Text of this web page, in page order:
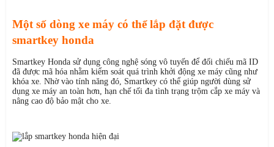
Một số dòng xe máy có thể lắp đặt được
smartkey honda
Smartkey Honda sử dụng công nghệ sóng vô tuyến để đối chiếu mã ID
đã được mã hóa nhằm kiểm soát quá trình khởi động xe máy cũng như
khóa xe. Nhờ vào tính năng đó, Smartkey có thể giúp người dùng sử
dụng xe máy an toàn hơn, hạn chế tối đa tình trạng trộm cắp xe máy và
nâng cao độ bảo mật cho xe.